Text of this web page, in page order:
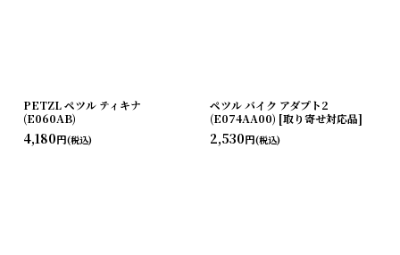
PETZL ペツル ティキナ
(E060AB)
4,180円(税込)
ペツル バイク アダプト2
(E074AA00) [取り寄せ対応品]
2,530円(税込)